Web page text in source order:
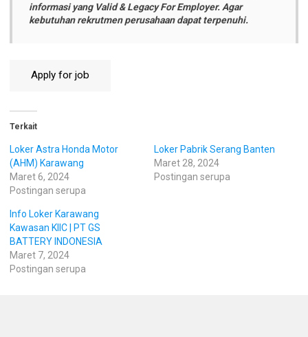
informasi yang Valid & Legacy For Employer. Agar
kebutuhan rekrutmen perusahaan dapat terpenuhi.
Terkait
Loker Astra Honda Motor
(AHM) Karawang
Maret 6, 2024
Postingan serupa
Loker Pabrik Serang Banten
Maret 28, 2024
Postingan serupa
Info Loker Karawang
Kawasan KIIC | PT GS
BATTERY INDONESIA
Maret 7, 2024
Postingan serupa